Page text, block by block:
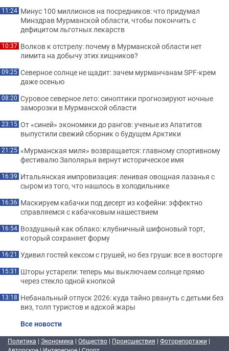
11:24 Минус 100 миллионов на посредников: что придумал
Минздрав Мурманской области, чтобы покончить с
дефицитом льготных лекарств
10:37 Волков к отстрелу: почему в Мурманской области нет
лимита на добычу этих хищников?
09:25 Северное солнце не щадит: зачем мурманчанам SPF-крем
даже осенью
08:20 Суровое северное лето: синоптики прогнозируют ночные
заморозки в Мурманской области
23:15 От «синей» экономики до рангов: ученые из Апатитов
выпустили свежий сборник о будущем Арктики
21:25 «Мурманская миля» возвращается: главному спортивному
фестивалю Заполярья вернут историческое имя
16:39 Итальянская импровизация: ленивая овощная лазанья с
сыром из того, что нашлось в холодильнике
16:36 Маскируем кабачки под десерт из кофейни: эффектно
справляемся с кабачковым нашествием
16:54 Воздушный как облако: клубничный шифоновый торт,
который сохраняет форму
16:21 Удивил гостей кексом с грушей, но без груши: все в восторге
15:31 Шторы устарели: теперь мы выключаем солнце прямо
через стекло одной кнопкой
13:18 Небанальный отпуск 2026: куда тайно рвануть с детьми без
виз, толп туристов и адской жары
Все новости
Политика | Экономика | Общество | Происшествия | Фоторепортажи |